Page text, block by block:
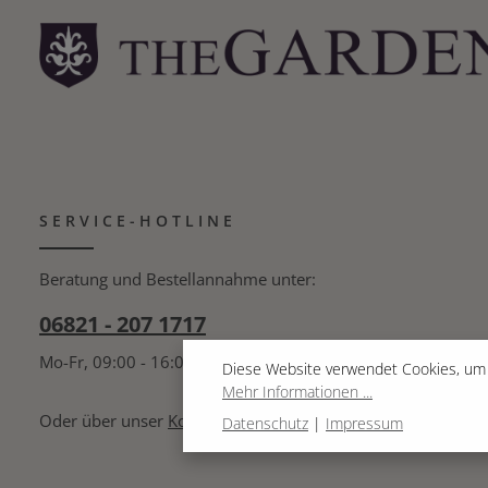
SERVICE-HOTLINE
Beratung und Bestellannahme unter:
06821 - 207 1717
Mo-Fr, 09:00 - 16:00 Uhr
Oder über unser Kontaktformular .
Diese Website verwendet Cookies,
Mehr Informationen ...
Datenschutz | Impressum